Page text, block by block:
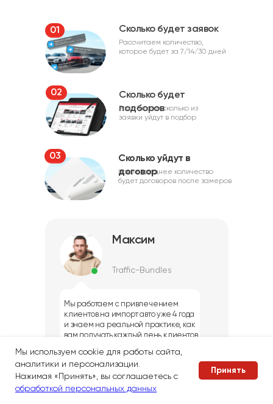
вопросы в
мессенджерах
Мы работаем с привлечением
клиентов на импорт авто уже 4 года
и знаем на реальной практике, как
вам получать каждый день клиентов
Какое среднее количество
будет договоров после замеров
Максим
Traffic-Bundles
Сколько уйдут в
договор
03
Рассчитаем сколько из
заявки уйдут в подбор
Сколько будет
подборов
02
Рассчитаем количество,
которое будет за 7/14/30 дней
Сколько будет заявок
01
Мы используем cookie для работы сайта,
аналитики и персонализации.
Нажимая «Принять», вы соглашаетесь с
обработкой персональных данных
Принять
Написать в
TG/WA/Max
Сколько будет